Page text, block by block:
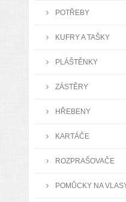
POTŘEBY
KUFRY A TAŠKY
PLÁŠTĚNKY
ZÁSTĚRY
HŘEBENY
KARTÁČE
ROZPRAŠOVAČE
POMŮCKY NA